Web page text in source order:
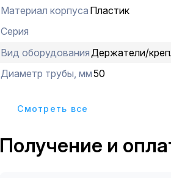
Материал корпуса Пластик
Серия
Вид оборудования Держатели/
Диаметр трубы, мм50
Cмотреть все
Получение и